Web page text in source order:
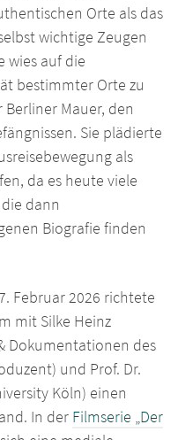
Orte als das
wichtige Zeugen
wies auf die
bestimmter Orte zu
Mauer, den
Sie plädierte
als
da es heute viele
dann
Biografie finden
Februar 2026 richtete
mit Silke Heinz
Dokumentationen des
und Prof. Dr.
Köln) einen
In der Filmserie „Der